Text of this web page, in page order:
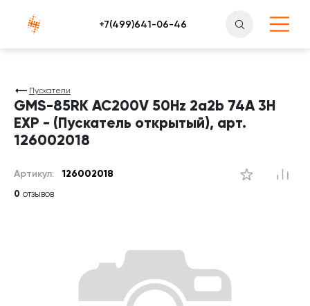
Атлантснаб
Пускатели
GMS-85RK AC200V 50Hz 2a2b 74A 3H
EXP - (Пускатель открытый), арт.
126002018
Артикул: 126002018